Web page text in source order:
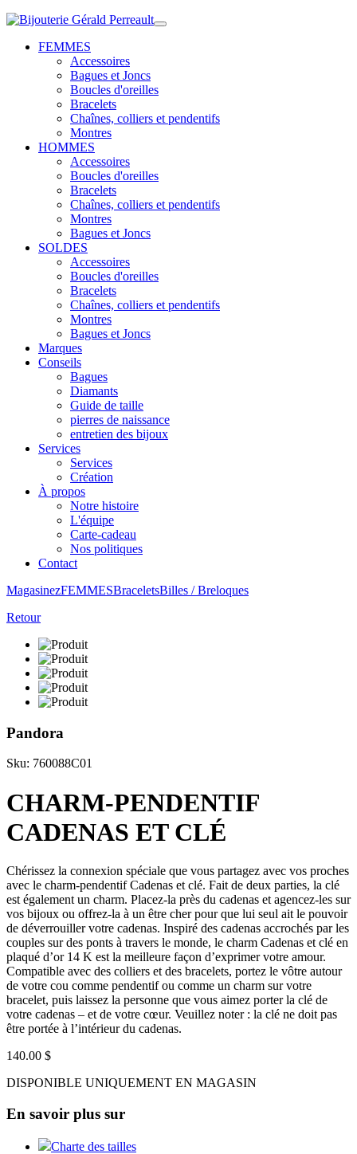
FEMMES
Accessoires
Bagues et Joncs
Boucles d'oreilles
Bracelets
Chaînes, colliers et pendentifs
Montres
HOMMES
Accessoires
Boucles d'oreilles
Bracelets
Chaînes, colliers et pendentifs
Montres
Bagues et Joncs
SOLDES
Accessoires
Boucles d'oreilles
Bracelets
Chaînes, colliers et pendentifs
Montres
Bagues et Joncs
Marques
Conseils
Bagues
Diamants
Guide de taille
pierres de naissance
entretien des bijoux
Services
Services
Création
À propos
Notre histoire
L'équipe
Carte-cadeau
Nos politiques
Contact
MagasinezFEMMESBraceletsBilles / Breloques
Retour
Pandora
Sku: 760088C01
CHARM-PENDENTIF
CADENAS ET CLÉ
Chérissez la connexion spéciale que vous partagez avec vos proches
avec le charm-pendentif Cadenas et clé. Fait de deux parties, la clé
est également un charm. Placez-la près du cadenas et agencez-les sur
vos bijoux ou offrez-la à un être cher pour que lui seul ait le pouvoir
de déverrouiller votre cadenas. Inspiré des cadenas accrochés par les
couples sur des ponts à travers le monde, le charm Cadenas et clé en
plaqué d’or 14 K est la meilleure façon d’exprimer votre amour.
Compatible avec des colliers et des bracelets, portez le vôtre autour
de votre cou comme pendentif ou comme un charm sur votre
bracelet, puis laissez la personne que vous aimez porter la clé de
votre cadenas – et de votre cœur. Veuillez noter : la clé ne doit pas
être portée à l’intérieur du cadenas.
140.00 $
DISPONIBLE UNIQUEMENT EN MAGASIN
En savoir plus sur
Charte des tailles